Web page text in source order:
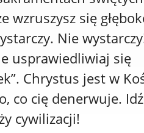
wzruszysz się
Nie
usprawiedliwiaj się
Chrystus jest w
co cię denerwuje.
cywilizacji!